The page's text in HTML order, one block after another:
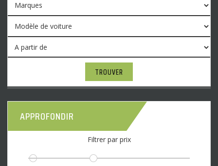
TROUVER
APPROFONDIR
Filtrer par prix